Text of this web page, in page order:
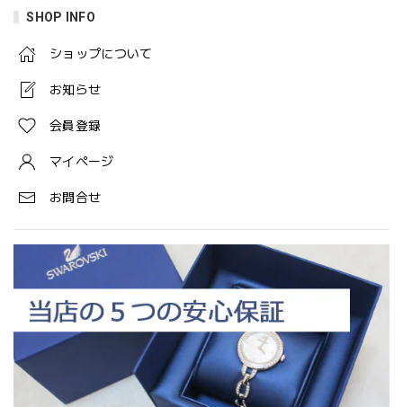
SHOP INFO
ショップについて
お知らせ
会員登録
マイページ
お問合せ